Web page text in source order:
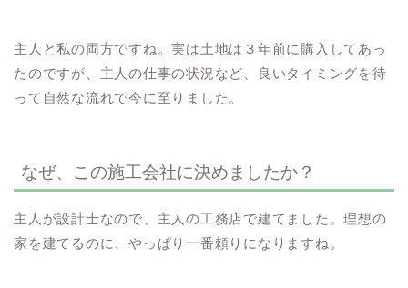
主人と私の両方ですね。実は土地は３年前に購入してあっ
たのですが、主人の仕事の状況など、良いタイミングを待
って自然な流れで今に至りました。
なぜ、この施工会社に決めましたか？
主人が設計士なので、主人の工務店で建てました。理想の
家を建てるのに、やっぱり一番頼りになりますね。